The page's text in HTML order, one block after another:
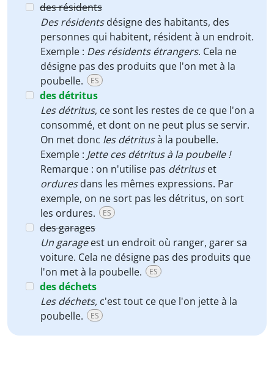
des résidents
Des résidentsdésigne des habitants, des
personnes qui habitent, résident à un endroit.
Exemple : Des résidents étrangers. Cela ne
désigne pas des produits que l'on met à la
poubelle.
ES
des détritus
Les détritus, ce sont les restes de ce que l'on a
consommé, et dont on ne peut plus se servir.
On met donc les détritusà la poubelle.
Exemple : Jette ces détritus à la poubelle !
Remarque : on n'utilise pas détrituset
orduresdans les mêmes expressions. Par
exemple, on ne sort pas les détritus, on sort
les ordures.
ES
des garages
Un garageest un endroit où ranger, garer sa
voiture. Cela ne désigne pas des produits que
l'on met à la poubelle.
ES
des déchets
Les déchets, c'est tout ce que l'on jette à la
poubelle.
ES